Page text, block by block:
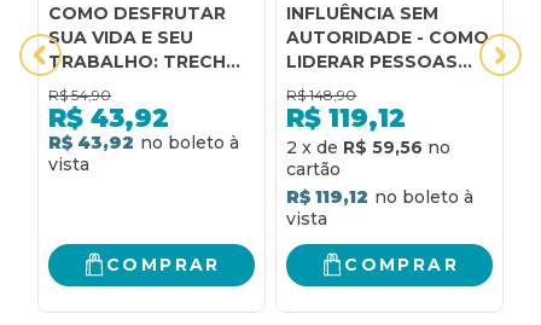
COMO DESFRUTAR
SUA VIDA E SEU
TRABALHO: TRECHOS
SELECIONADOS DE
COMO FAZER AMIGOS
E INFLUENCIAR
PESSOAS E COMO
R$ 54,90
R$ 43,92
R$ 43,92
COMPRAR
INFLUÊNCIA SEM
AUTORIDADE - COMO
LIDERAR PESSOAS
QUE NÃO SE
REPORTAM A VOCÊ -
COMO CONSTRUIR
RELACIONAMENTOS
EFETIVOS E CRIAR
ALIADOS. COMO
INFLUENCIAR CHEFES,
CLIENTES E OUTROS
PARCEIROS
R$ 148,90
R$ 119,12
2 x de R$ 59,56
R$ 119,12
COMPRAR